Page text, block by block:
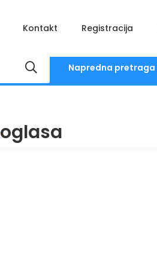
Kontakt Registracija
Napredna pretraga
oglasa